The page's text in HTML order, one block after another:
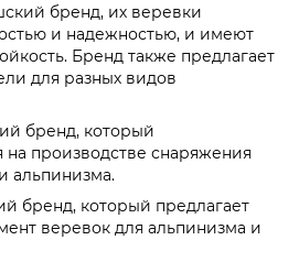
бренд, их веревки
и надежностью, и имеют
Бренд также предлагает
для разных видов
бренд, который
на производстве снаряжения
альпинизма.
бренд, который предлагает
веревок для альпинизма и